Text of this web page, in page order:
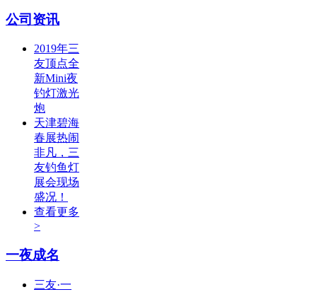
公司资讯
2019年三
友顶点全
新Mini夜
钓灯激光
炮
天津碧海
春展热闹
非凡，三
友钓鱼灯
展会现场
盛况！
查看更多
>
一夜成名
三友·一